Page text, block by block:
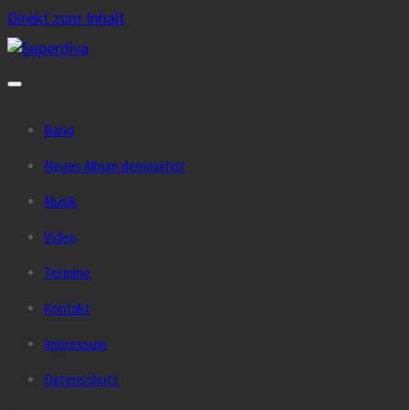
Direkt zum Inhalt
Band
Neues Album demnächst
Musik
Video
Termine
Kontakt
Impressum
Datenschutz